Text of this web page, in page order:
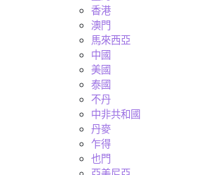
香港
澳門
馬來西亞
中國
美國
泰國
不丹
中非共和國
丹麥
乍得
也門